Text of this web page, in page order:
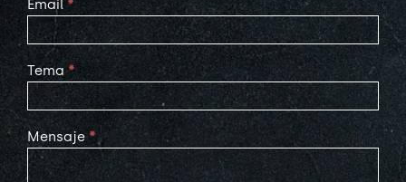
Email *
Tema *
Mensaje *